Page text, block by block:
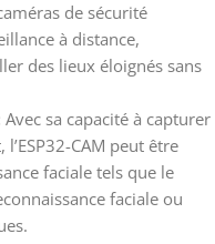
de sécurité
à distance,
des lieux éloignés sans
Avec sa capacité à capturer
CAM peut être
faciale tels que le
faciale ou